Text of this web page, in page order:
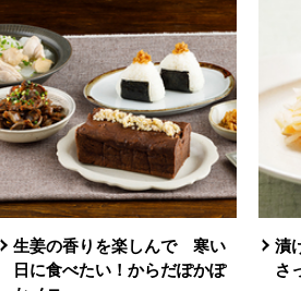
生姜の香りを楽しんで 寒い
日に食べたい！からだぽかぽ
漬
さ